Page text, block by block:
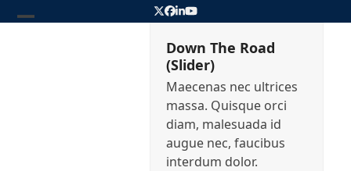
to
Twitter
Facebook
LinkedIn
YouTube
Down The Road
(Slider)
Maecenas nec ultrices
massa. Quisque orci
diam, malesuada id
augue nec, faucibus
interdum dolor.